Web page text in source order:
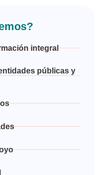
integral
públicas y